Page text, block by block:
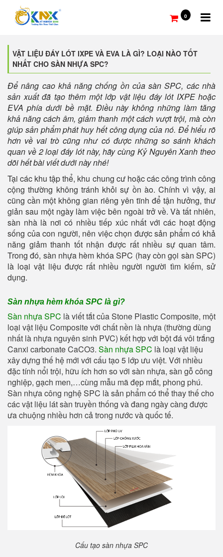
0
VẬT LIỆU ĐÁY LÓT IXPE VÀ EVA LÀ GÌ? LOẠI NÀO TỐT
NHẤT CHO SÀN NHỰA SPC?
Để nâng cao khả năng chống ồn của sàn SPC, các nhà
sản xuất đã tạo thêm một lớp vật liệu đáy lót IXPE hoặc
EVA phía dưới bề mặt. Điều này không những làm tăng
khả năng cách âm, giảm thanh một cách vượt trội, mà còn
giúp sản phẩm phát huy hết công dụng của nó. Để hiểu rõ
hơn về vai trò cũng như có được những so sánh khách
quan về 2 loại đáy lót này, hãy cùng Kỷ Nguyên Xanh theo
dõi hết bài viết dưới này nhé!
Tại các khu tập thể, khu chung cư hoặc các công trình công
cộng thường không tránh khỏi sự ồn ào. Chính vì vậy, ai
cũng cần một không gian riêng yên tĩnh để tận hưởng, thư
giản sau một ngày làm việc bên ngoài trở về. Và tất nhiên,
sàn nhà là nơi có nhiều tiếp xúc nhất với các hoạt động
sống của con người, nên việc chọn được sản phẩm có khả
năng giảm thanh tốt nhận được rất nhiều sự quan tâm.
Trong đó, sàn nhựa hèm khóa SPC (hay còn gọi sàn SPC)
là loại vật liệu được rất nhiều người người tìm kiếm, sử
dụng.
Sàn nhựa hèm khóa SPC là gì?
Sàn nhựa SPC là viết tắt của Stone Plastic Composite, một
loại vật liệu Composite với chất nền là nhựa (thường dùng
nhất là nhựa nguyên sinh PVC) kết hợp với bột đá vôi trắng
Canxi carbonate CaCO3. Sàn nhựa SPC là loại vật liệu
xây dựng thế hệ mới với cấu tạo 5 lớp ưu việt. Với nhiều
đặc tính nổi trội, hữu ích hơn so với sàn nhựa, sàn gỗ công
nghiệp, gạch men,…cùng mẫu mã đẹp mắt, phong phú.
Sàn nhựa công nghệ SPC là sản phẩm có thể thay thế cho
các vật liệu lát sàn truyền thống và đang ngày càng được
ưa chuộng nhiều hơn cả trong nước và quốc tế.
Cấu tạo sàn nhựa SPC